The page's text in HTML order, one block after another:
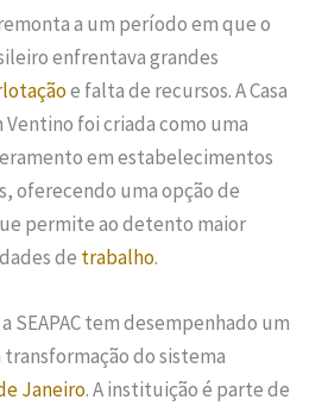
a um período em que o
enfrentava grandes
e falta de recursos. A Casa
foi criada como uma
em estabelecimentos
oferecendo uma opção de
permite ao detento maior
de trabalho.
SEAPAC tem desempenhado um
do sistema
Janeiro. A instituição é parte de